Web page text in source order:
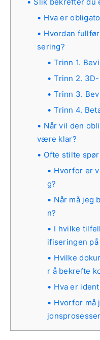
Hva er
Hvordan
sering?
Trinn 1.
Trinn 2.
Trinn 3.
Trinn 4.
Når vil den
være klar?
Ofte stilte
Hvorfor er
g?
Når må jeg
n?
I hvilke
ifiseringen på
Hvilke
r å bekrefte
Hva er
Hvorfor må